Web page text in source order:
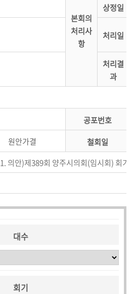
본회의
처리사
항
상정일
처리일
처리결
과
공포번호
원안가결
철회일
1. 의안)제389회 양주시의회(임시회) 회
대수
회기